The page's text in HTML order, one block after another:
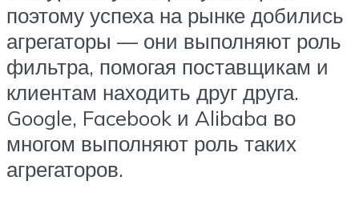
поэтому успеха на рынке добились
агрегаторы — они выполняют роль
фильтра, помогая поставщикам и
клиентам находить друг друга.
Google, Facebook и Alibaba во
многом выполняют роль таких
агрегаторов.